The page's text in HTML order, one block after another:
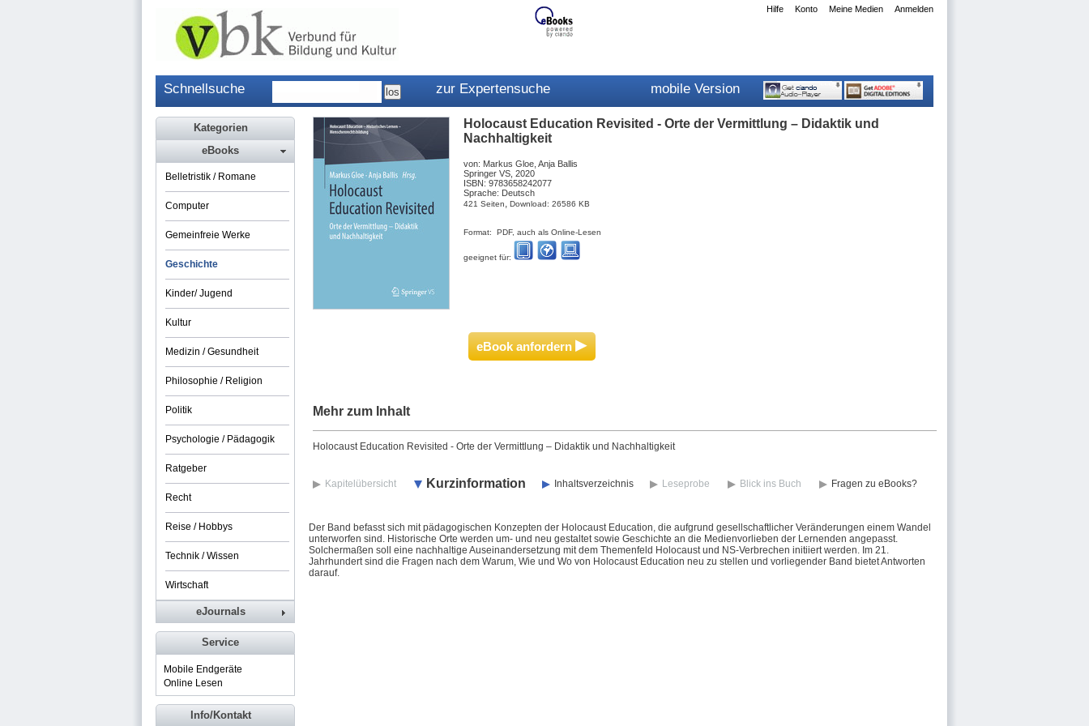
Anmelden
Meine Medien
Konto
Hilfe
Schnellsuche zur Expertensuche mobile Version
Holocaust Education Revisited - Orte der Vermittlung – Didaktik und
Nachhaltigkeit
von: Markus Gloe, Anja Ballis
Springer VS, 2020
ISBN: 9783658242077
Sprache: Deutsch
421 Seiten, Download: 26586 KB
Format: PDF, auch als Online-Lesen
geeignet für:
eBook anfordern ▸
Mehr zum Inhalt
Holocaust Education Revisited - Orte der Vermittlung – Didaktik und Nachhaltigkeit
Kapitelübersicht Kurzinformation Inhaltsverzeichnis Leseprobe Blick ins Buch Fragen zu eBooks?
Der Band befasst sich mit pädagogischen Konzepten der Holocaust Education, die aufgrund gesellschaftlicher Veränderungen einem Wandel
unterworfen sind. Historische Orte werden um- und neu gestaltet sowie Geschichte an die Medienvorlieben der Lernenden angepasst.
Solchermaßen soll eine nachhaltige Auseinandersetzung mit dem Themenfeld Holocaust und NS-Verbrechen initiiert werden. Im 21.
Jahrhundert sind die Fragen nach dem Warum, Wie und Wo von Holocaust Education neu zu stellen und vorliegender Band bietet Antworten
darauf.
Kategorien
eBooks
Belletristik / Romane
Computer
Gemeinfreie Werke
Geschichte
Kinder/ Jugend
Kultur
Medizin / Gesundheit
Philosophie / Religion
Politik
Psychologie / Pädagogik
Ratgeber
Recht
Reise / Hobbys
Technik / Wissen
Wirtschaft
eJournals
Service
Mobile Endgeräte
Online Lesen
Info/Kontakt